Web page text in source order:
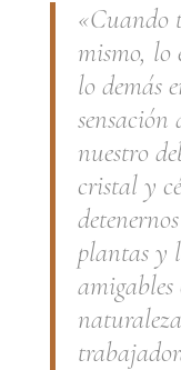
«Cuando
mismo, lo
lo demás
sensación
nuestro
cristal y
plantas y
amigables